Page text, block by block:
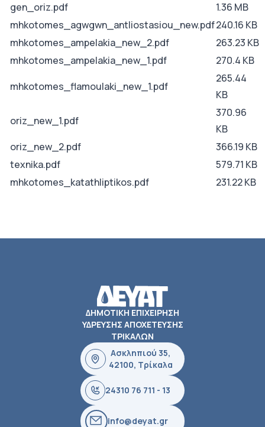
gen_oriz.pdf
1.36 MB
mhkotomes_agwgwn_antliostasiou_new.pdf240.16 KB
mhkotomes_ampelakia_new_2.pdf
263.23 KB
mhkotomes_ampelakia_new_1.pdf
270.4 KB
mhkotomes_flamoulaki_new_1.pdf
265.44
KB
oriz_new_1.pdf
370.96
KB
oriz_new_2.pdf
366.19 KB
texnika.pdf
579.71 KB
mhkotomes_katathliptikos.pdf
231.22 KB
ΔΗΜΟΤΙΚΗ ΕΠΙΧΕΙΡΗΣΗ
ΥΔΡΕΥΣΗΣ ΑΠΟΧΕΤΕΥΣΗΣ
ΤΡΙΚΑΛΩΝ
Ασκληπιού 35,
42100, Τρίκαλα
24310 76 711 - 13
info@deyat.gr